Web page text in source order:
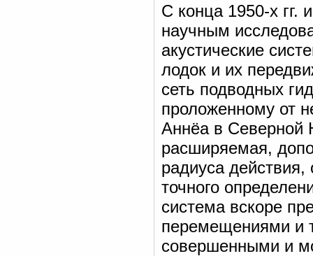
С конца 1950-х
научным
акустические
лодок и их
сеть подводных
проложенному от
Аннёа в Северной
расширяемая,
радиуса
точного
система вскоре
перемещениями и
совершенными и